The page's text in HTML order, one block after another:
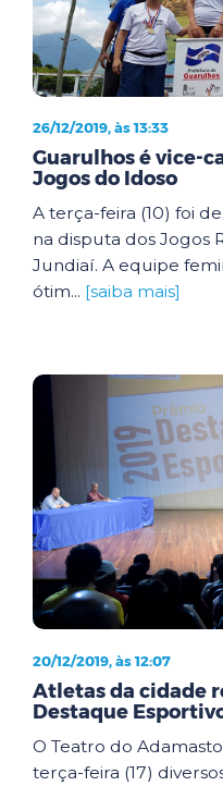
26/12/2019, às 13:33
Guarulhos é vice-
Jogos do Idoso
A terça-feira (10) foi
na disputa dos Jogos
Jundiaí. A equipe
ótim... [saiba mais]
20/12/2019, às 12:07
Atletas da cidade
Destaque
O Teatro do
terça-feira (17)